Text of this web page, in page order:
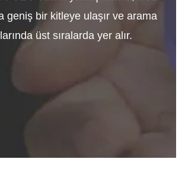
geniş bir kitleye ulaşır ve arama
üst sıralarda yer alır.